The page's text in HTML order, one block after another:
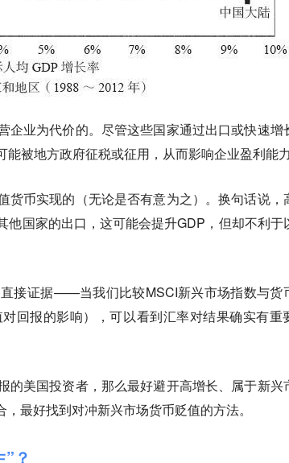
业为代价的。 尽管这些国家通过出口或快速增
被地方政府征税或征用，从而影响企业盈利能力
货币实现的（无论是否有意为之）。换句话说，
国家的出口，这可能会提升GDP，但却不利于
接证据——当我们比较MSCI新兴市场指数与货
回报的影响），可以看到汇率对结果确实有重
的美国投资者，那么最好避开高增长、属于新兴
最好找到对冲新兴市场货币贬值的方法。
？